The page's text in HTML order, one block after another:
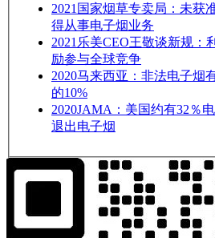
2021 国家烟草专卖局：未获
得从事电子烟业务
2021 乐美CEO王敬谈新规：
励参与全球竞争
2020马来西亚：非法电子烟
的10%
2020JAMA：美国约有32％
退出电子烟